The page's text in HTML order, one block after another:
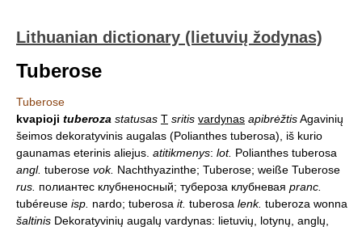
Lithuanian dictionary (lietuvių žodynas)
Tuberose
Tuberose
kvapioji tuberoza statusas T sritis vardynas apibrėžtisAgavinių
šeimos dekoratyvinis augalas (Polianthes tuberosa), iš kurio
gaunamas eterinis aliejus. atitikmenys: lot. Polianthes tuberosa
angl. tuberose vok. Nachthyazinthe; Tuberose; weiße Tuberose
rus. полиантес клубненосный; тубероза клубневая pranc.
tubéreuse isp. nardo; tuberosa it. tuberosa lenk. tuberoza wonna
šaltinis Dekoratyvinių augalų vardynas: lietuvių, lotynų, anglų,